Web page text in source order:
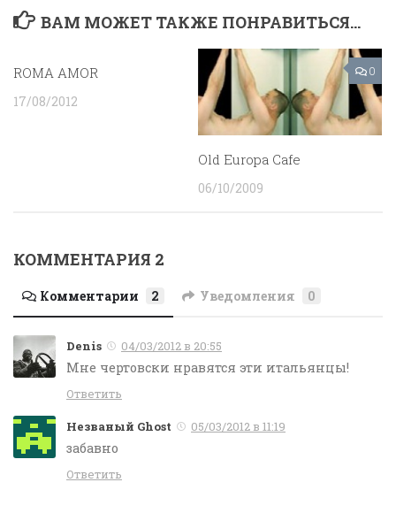
ВАМ МОЖЕТ ТАКЖЕ ПОНРАВИТЬСЯ...
ROMA AMOR
17/08/2012
0
Old Europa Cafe
06/10/2009
КОММЕНТАРИЯ 2
Комментарии 2 Уведомления 0
Denis 04/03/2012 в 20:55
Мне чертовски нравятся эти итальянцы!
Ответить
Незваный Ghost 05/03/2012 в 11:19
забавно
Ответить